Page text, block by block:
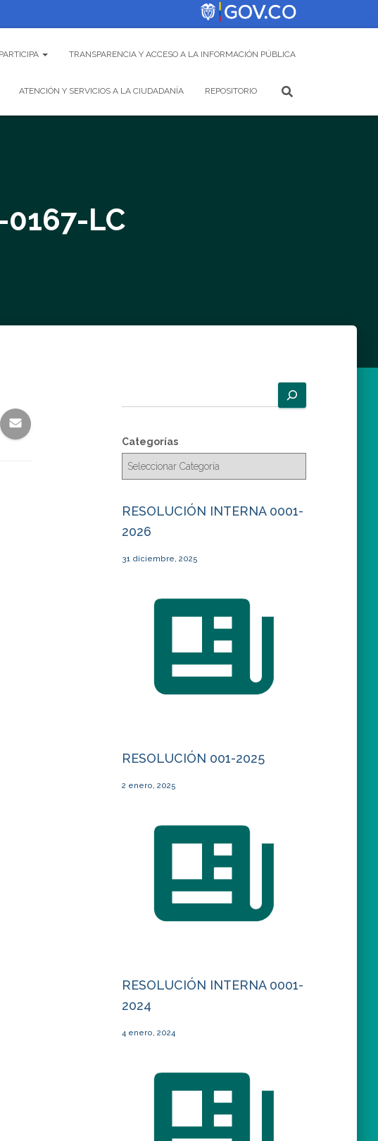
PARTICIPA TRANSPARENCIA Y ACCESO A LA INFORMACIÓN PÚBLICA
ATENCIÓN Y SERVICIOS A LA CIUDADANÍA REPOSITORIO
0167-LC
u
c
a
Categorías
RESOLUCIÓN INTERNA 0001-
2026
31 diciembre, 2025
RESOLUCIÓN 001-2025
2 enero, 2025
RESOLUCIÓN INTERNA 0001-
2024
4 enero, 2024